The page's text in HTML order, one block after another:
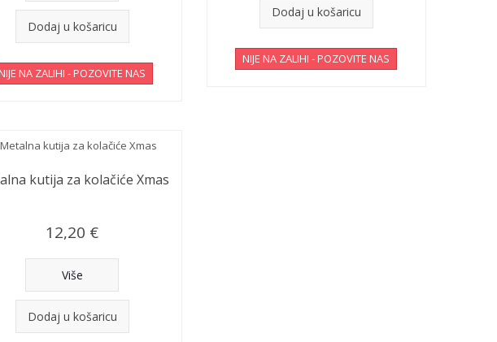
Dodaj u košaricu
NA ZALIHI - POZOVITE NAS
Dodaj u košaricu
NIJE NA ZALIHI - POZOVITE NAS
kutija za kolačiće Xmas
12,20 €
Više
Dodaj u košaricu